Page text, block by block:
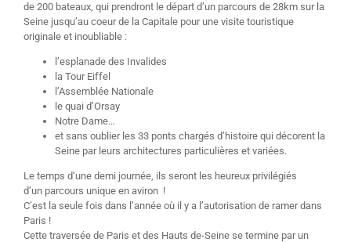
de 200 bateaux, qui prendront le départ d’un parcours de 28km sur la
Seine jusqu’au coeur de la Capitale pour une visite touristique
originale et inoubliable :
l’esplanade des Invalides
la Tour Eiffel
l’Assemblée Nationale
le quai d’Orsay
Notre Dame…
et sans oublier les 33 ponts chargés d’histoire qui décorent la
Seine par leurs architectures particulières et variées.
Le temps d’une demi journée, ils seront les heureux privilégiés
d’un parcours unique en aviron !
C’est la seule fois dans l’année où il y a l’autorisation de ramer dans
Paris !
Cette traversée de Paris et des Hauts de-Seine se termine par un